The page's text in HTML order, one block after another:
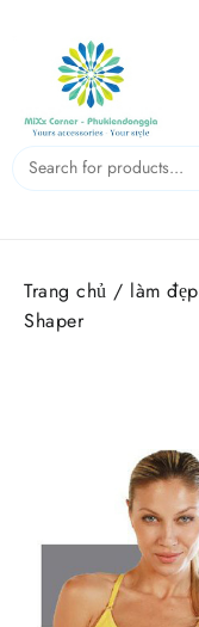
content
Trang chủ / làm đẹp
Shaper